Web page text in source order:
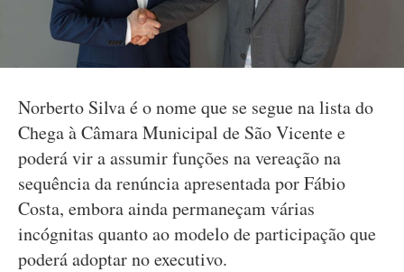
Norberto Silva é o nome que se segue na lista do
Chega à Câmara Municipal de São Vicente e
poderá vir a assumir funções na vereação na
sequência da renúncia apresentada por Fábio
Costa, embora ainda permaneçam várias
incógnitas quanto ao modelo de participação que
poderá adoptar no executivo.